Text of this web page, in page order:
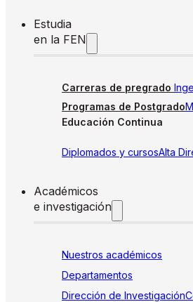
Estudia
en la FEN
Carreras de pregrado
Programas de Postgrado
Educación Continua
Diplomados y cursosAlta
Académicos
e investigación
Nuestros académicos
Departamentos
Dirección de Investigación